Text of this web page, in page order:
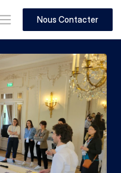
Nous Contacter